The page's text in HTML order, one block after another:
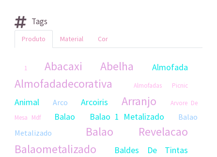
Tags
Produto Material Cor
1 Abacaxi Abelha Almofada
Almofadadecorativa Almofadas Picnic
Animal Arco Arcoiris Arranjo
Arvore De
Mesa Mdf
Balao Balao 1 Metalizado
Balao
Metalizado
Balao Revelacao
Balaometalizado
Baldes De Tintas